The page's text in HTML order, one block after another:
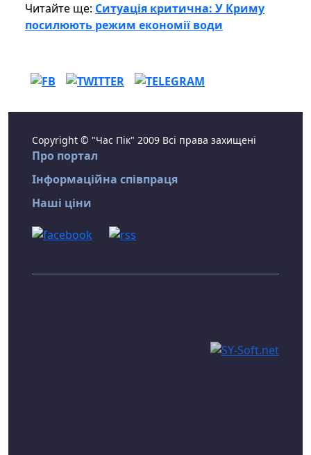
Читайте ще: Ситуація критична: У Криму
посилюють режим економії води
Copyright © "Час Пік" 2009 Всі права захищені
Про портал
Інформаційна співпраця
Наші ціни